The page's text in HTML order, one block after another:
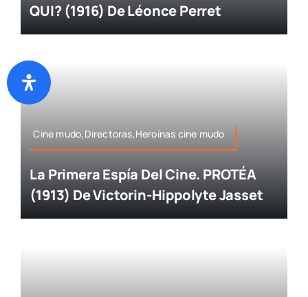
QUI? (1916) De Léonce Perret
Cine mudo,Directoras,Heroínas cine mudo
La Primera Espía Del Cine. PROTÉA
(1913) De Victorin-Hippolyte Jasset